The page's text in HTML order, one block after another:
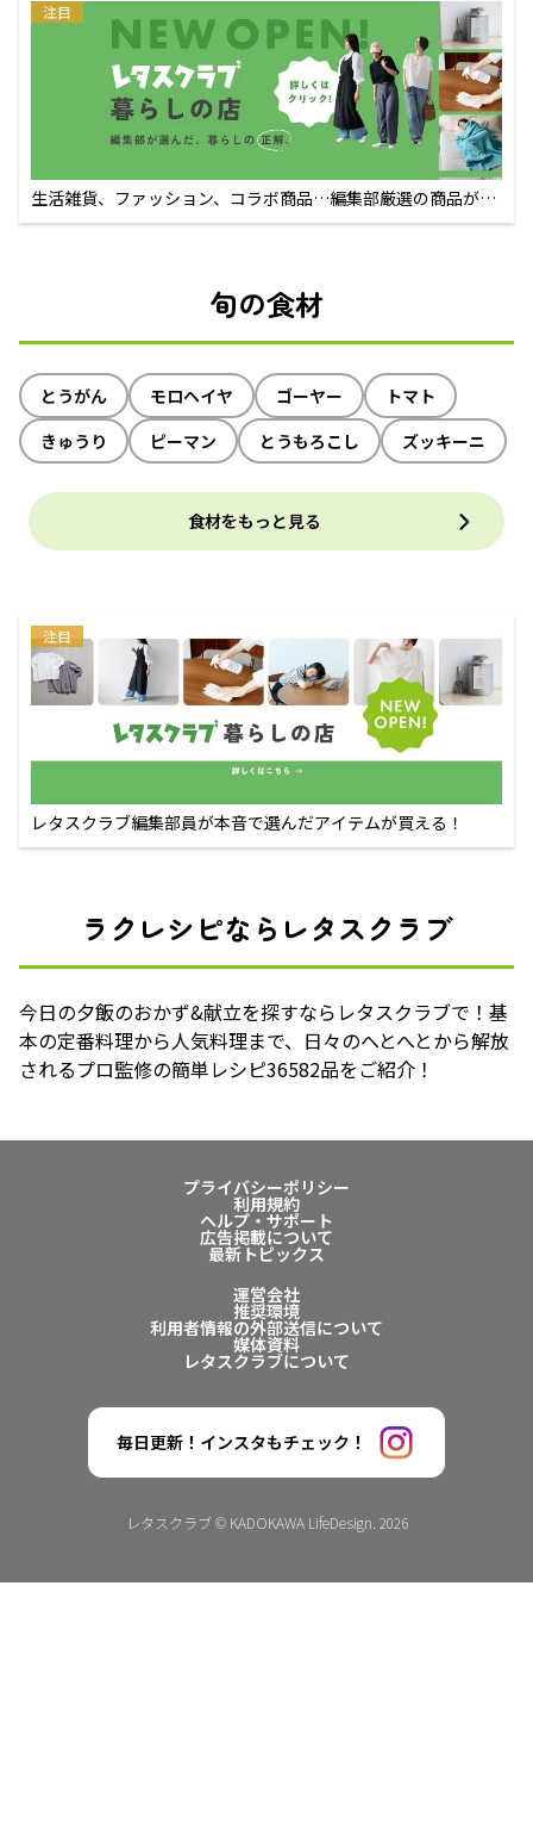
注目
生活雑貨、ファッション、コラボ商品…編集部厳選の商品が買
えるECサイト
旬の食材
とうがん モロヘイヤ ゴーヤー
トマト
きゅうり
ピーマン とうもろこし ズッキーニ
食材をもっと見る
注目
レタスクラブ編集部員が本音で選んだアイテムが買える！
ラクレシピならレタスクラブ
今日の夕飯のおかず&献立を探すならレタスクラブで！基
本の定番料理から人気料理まで、日々のへとへとから解放
されるプロ監修の簡単レシピ36582品をご紹介！
プライバシーポリシー
利用規約
ヘルプ・サポート
広告掲載について
最新トピックス
運営会社
推奨環境
利用者情報の外部送信について
媒体資料
レタスクラブについて
毎日更新！インスタもチェック！
レタスクラブ © KADOKAWA LifeDesign. 2026